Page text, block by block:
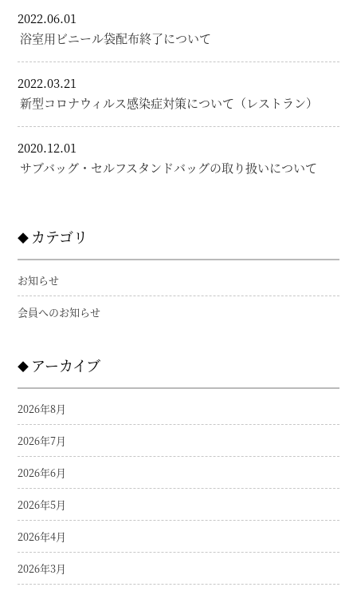
2022.06.01
浴室用ビニール袋配布終了について
2022.03.21
新型コロナウィルス感染症対策について（レストラン）
2020.12.01
サブバッグ・セルフスタンドバッグの取り扱いについて
カテゴリ
お知らせ
会員へのお知らせ
アーカイブ
2026年8月
2026年7月
2026年6月
2026年5月
2026年4月
2026年3月